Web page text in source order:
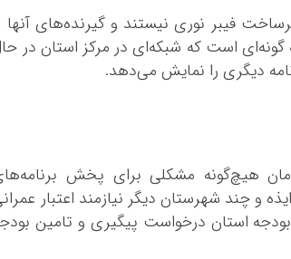
فیبر نوری نیستند و گیرنده‌های آنها
گونه‌ای است که شبکه‌ای در مرکز استان در
دیگری را نمایش می‌دهد.
هیچ‌گونه مشکلی برای پخش
و چند شهرستان دیگر نیازمند اعتبار
بودجه استان درخواست پیگیری و تامین